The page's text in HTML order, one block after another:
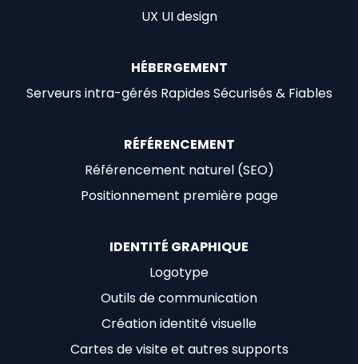
UX UI design
HÉBERGEMENT
Serveurs intra-gérés Rapides Sécurisés & Fiables
RÉFÉRENCEMENT
Référencement naturel (SEO)
Positionnement première page
IDENTITÉ GRAPHIQUE
Logotype
Outils de communication
Création identité visuelle
Cartes de visite et autres supports